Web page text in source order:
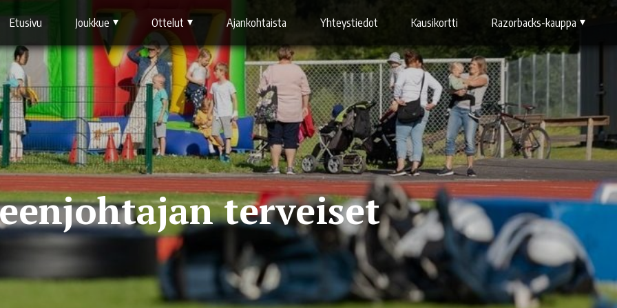
Etusivu Joukkue Ottelut Ajankohtaista Yhteystiedot Kausikortti Razorbacks-kauppa
terveiset